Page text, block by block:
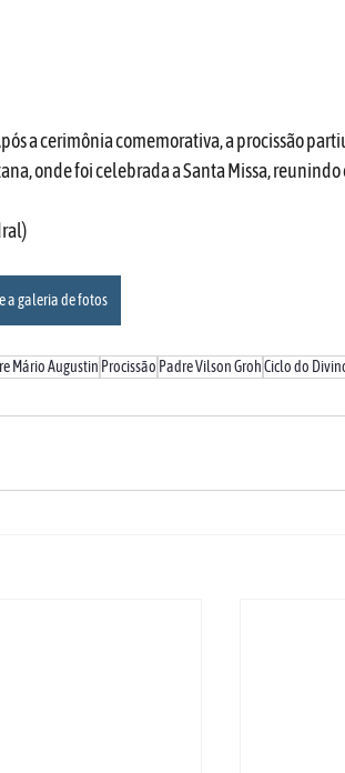
a cerimônia comemorativa, a procissão
onde foi celebrada a Santa Missa, reunindo
a galeria de fotos
Mário Augustin Procissão Padre Vilson GrohCiclo do